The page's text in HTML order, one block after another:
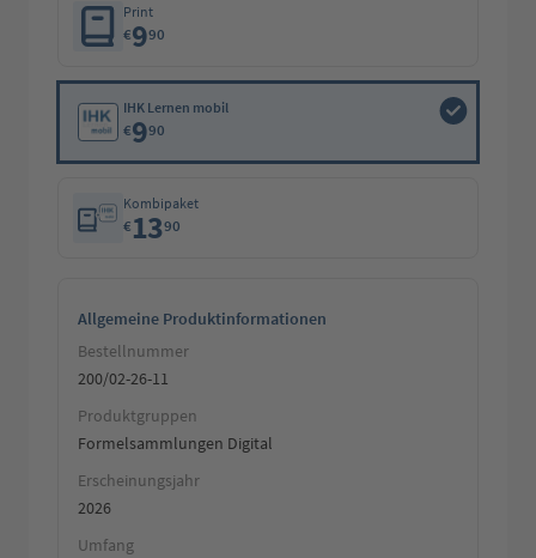
Print
€990
IHK Lernen mobil
€990
Kombipaket
€1390
Allgemeine Produktinformationen
Bestellnummer
200/02-26-11
Produktgruppen
Formelsammlungen Digital
Erscheinungsjahr
2026
Umfang